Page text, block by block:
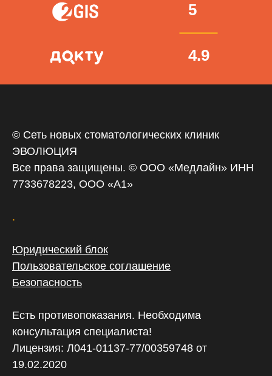
5
4.9
© Сеть новых стоматологических клиник
ЭВОЛЮЦИЯ
Все права защищены. © ООО «‎Медлайн» ИНН
7733678223, ООО «А1»
.
Юридический блок
Пользовательское соглашение
Безопасность
Есть противопоказания. Необходима
консультация специалиста!
Лицензия: Л041-01137-77/00359748 от
19.02.2020